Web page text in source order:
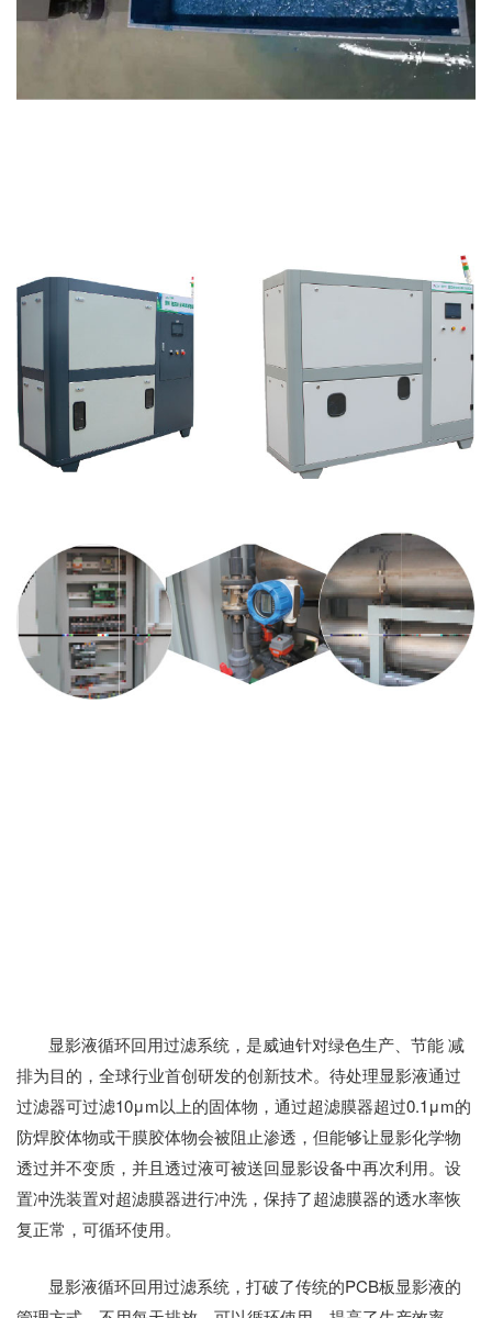
显影液循环回用过滤系统，是威迪针对绿色生产、节能 减
排为目的，全球行业首创研发的创新技术。待处理显影液通过
过滤器可过滤10μm以上的固体物，通过超滤膜器超过0.1μm的
防焊胶体物或干膜胶体物会被阻止渗透，但能够让显影化学物
透过并不变质，并且透过液可被送回显影设备中再次利用。设
置冲洗装置对超滤膜器进行冲洗，保持了超滤膜器的透水率恢
复正常，可循环使用。
显影液循环回用过滤系统，打破了传统的PCB板显影液的